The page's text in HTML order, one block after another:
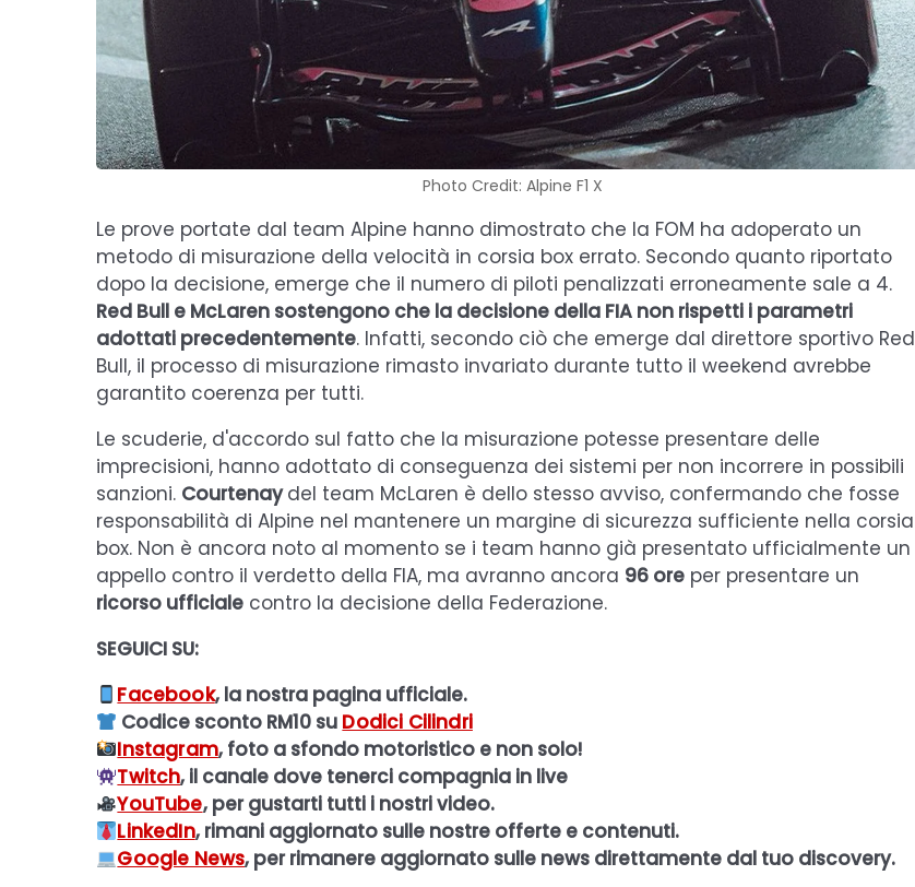
Photo Credit: Alpine F1 X
Le prove portate dal team Alpine hanno dimostrato che la FOM ha adoperato un
metodo di misurazione della velocità in corsia box errato. Secondo quanto riportato
dopo la decisione, emerge che il numero di piloti penalizzati erroneamente sale a 4.
Red Bull e McLaren sostengono che la decisione della FIA non rispetti i parametri
adottati precedentemente. Infatti, secondo ciò che emerge dal direttore sportivo Red
Bull, il processo di misurazione rimasto invariato durante tutto il weekend avrebbe
garantito coerenza per tutti.
Le scuderie, d'accordo sul fatto che la misurazione potesse presentare delle
imprecisioni, hanno adottato di conseguenza dei sistemi per non incorrere in possibili
sanzioni. Courtenaydel team McLaren è dello stesso avviso, confermando che fosse
responsabilità di Alpine nel mantenere un margine di sicurezza sufficiente nella corsia
box. Non è ancora noto al momento se i team hanno già presentato ufficialmente un
appello contro il verdetto della FIA, ma avranno ancora 96 ore per presentare un
ricorso ufficiale contro la decisione della Federazione.
SEGUICI SU:
Facebook, la nostra pagina ufficiale.
Codice sconto RM10 su Dodici Cilindri
Instagram, foto a sfondo motoristico e non solo!
Twitch, il canale dove tenerci compagnia in live
YouTube, per gustarti tutti i nostri video.
LinkedIn, rimani aggiornato sulle nostre offerte e contenuti.
Google News, per rimanere aggiornato sulle news direttamente dal tuo discovery.